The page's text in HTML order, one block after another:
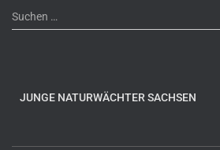
S
u
Suchen …
JUNGE NATURWÄCHTER SACHSEN